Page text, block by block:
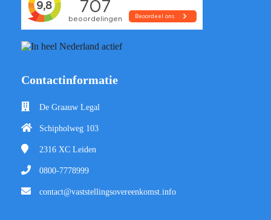
Contactinformatie
De Graauw Legal
Schipholweg 103
2316 XC Leiden
0800-7778999
contact@vaststellingsovereenkomst.info